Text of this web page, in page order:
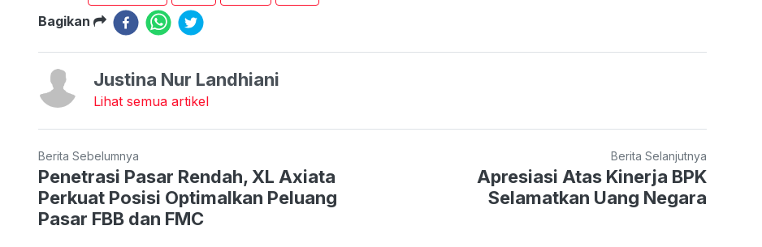
Bagikan
Justina Nur Landhiani
Lihat semua artikel
Berita Sebelumnya
Penetrasi Pasar Rendah, XL Axiata
Perkuat Posisi Optimalkan Peluang
Pasar FBB dan FMC
Berita Selanjutnya
Apresiasi Atas Kinerja BPK
Selamatkan Uang Negara